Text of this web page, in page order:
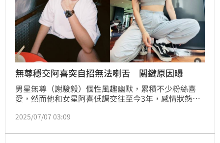
無尊穩交阿喜突自招無法喇舌 關鍵原因曝
男星無尊（謝駿毅）個性風趣幽默，累積不少粉絲喜
愛，然而他和女星阿喜低調交往至今3年，感情狀態備
道，自招無法接受喇舌，讓在場來賓相當震驚。蔡佩伶
2025/07/07 03:09